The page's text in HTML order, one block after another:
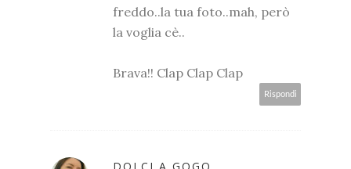
freddo..la tua foto..mah, però
la voglia cè..
Brava!! Clap Clap Clap
Rispondi
DOLCI A GOGO